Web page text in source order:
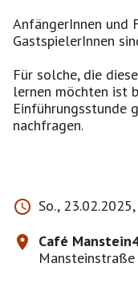
AnfängerInnen und
GastspielerInnen
Für solche, die
lernen möchten ist
Einführungsstunde
nachfragen.
So.,
Café